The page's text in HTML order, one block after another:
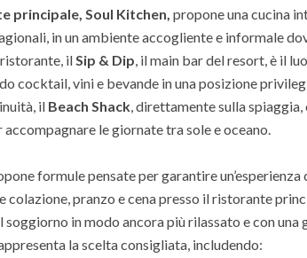
principale, Soul Kitchen, propone una cucina
in un ambiente accogliente e informale
ilSip & Dip, il main bar del resort, è il
cocktail, vini e bevande in una posizione
il Beach Shack, direttamente sulla
le giornate tra sole e oceano.
formule pensate per garantire
colazione, pranzo e cena presso il ristorante
soggiorno in modo ancora più rilassato e con
la scelta consigliata, includendo: